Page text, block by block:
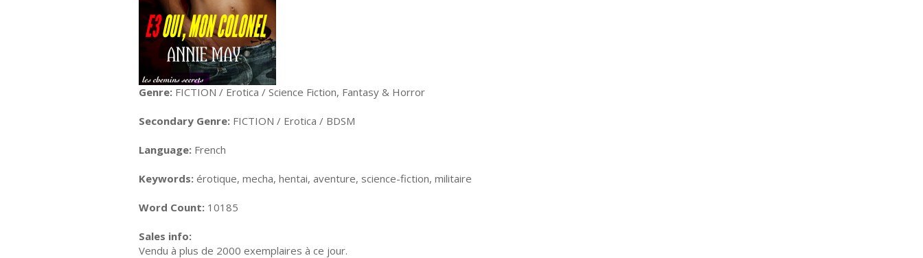
Genre: FICTION / Erotica / Science Fiction, Fantasy & Horror
Secondary Genre: FICTION / Erotica / BDSM
Language: French
Keywords: érotique, mecha, hentai, aventure, science-fiction, militaire
Word Count: 10185
Sales info:
Vendu à plus de 2000 exemplaires à ce jour.